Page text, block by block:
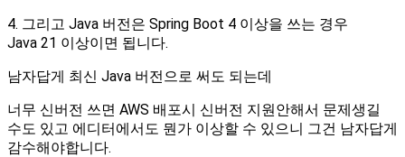
4. 그리고 Java 버전은 Spring Boot 4 이상을 쓰는 경우
Java 21 이상이면 됩니다.
남자답게 최신 Java 버전으로 써도 되는데
너무 신버전 쓰면 AWS 배포시 신버전 지원안해서 문제생길
수도 있고 에디터에서도 뭔가 이상할 수 있으니 그건 남자답게
감수해야합니다.